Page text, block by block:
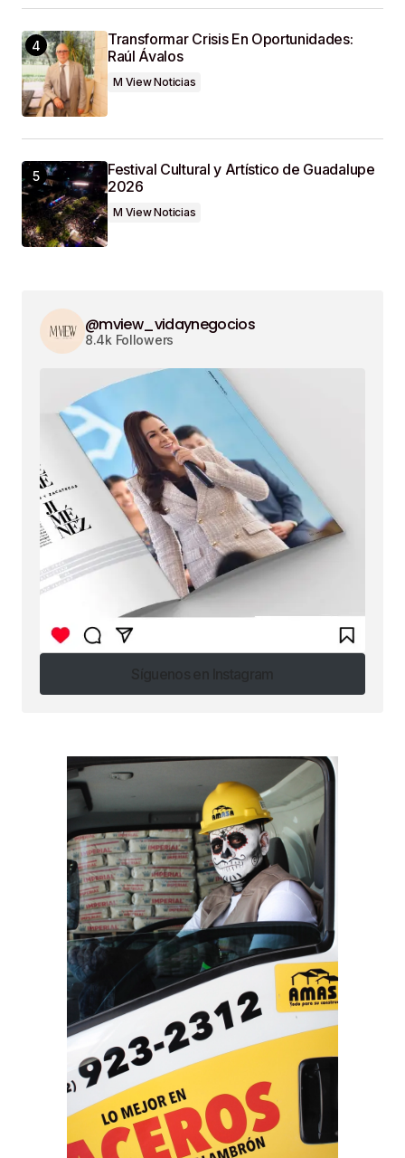
Transformar Crisis En Oportunidades:
Raúl Ávalos
M View Noticias
Festival Cultural y Artístico de Guadalupe
2026
M View Noticias
@mview_vidaynegocios
8.4k Followers
Síguenos en Instagram